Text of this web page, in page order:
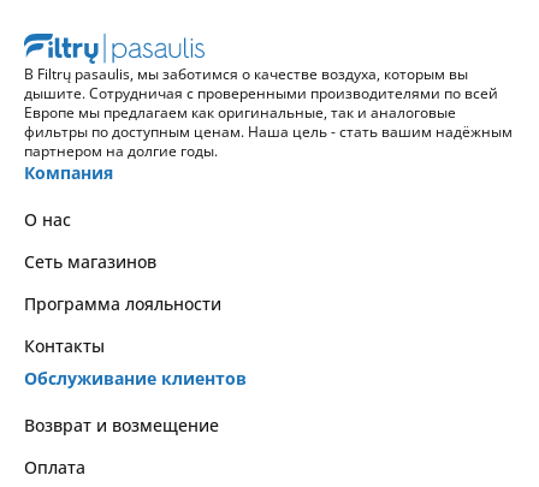
В Filtrų pasaulis, мы заботимся о качестве воздуха, которым вы
дышите. Сотрудничая с проверенными производителями по всей
Европе мы предлагаем как оригинальные, так и аналоговые
фильтры по доступным ценам. Наша цель - стать вашим надёжным
партнером на долгие годы.
Компания
О нас
Сеть магазинов
Программа лояльности
Контакты
Обслуживание клиентов
Возврат и возмещение
Оплата